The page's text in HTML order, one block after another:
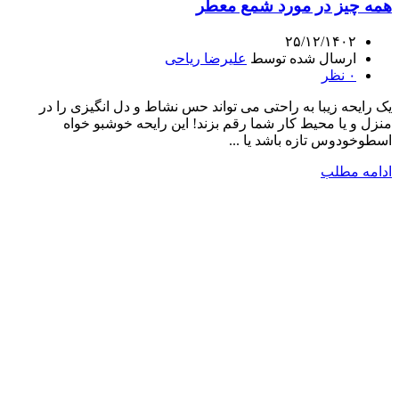
همه چیز در مورد شمع معطر
۲۵/۱۲/۱۴۰۲
ارسال شده توسط علیرضا ریاحی
۰ نظر
یک رایحه زیبا به راحتی می تواند حس نشاط و دل انگیزی را در
منزل و یا محیط کار شما رقم بزند! این رایحه خوشبو خواه
اسطوخودوس تازه باشد یا ...
ادامه مطلب